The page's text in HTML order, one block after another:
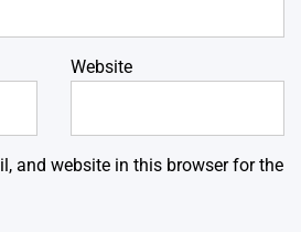
Website
and website in this browser for the